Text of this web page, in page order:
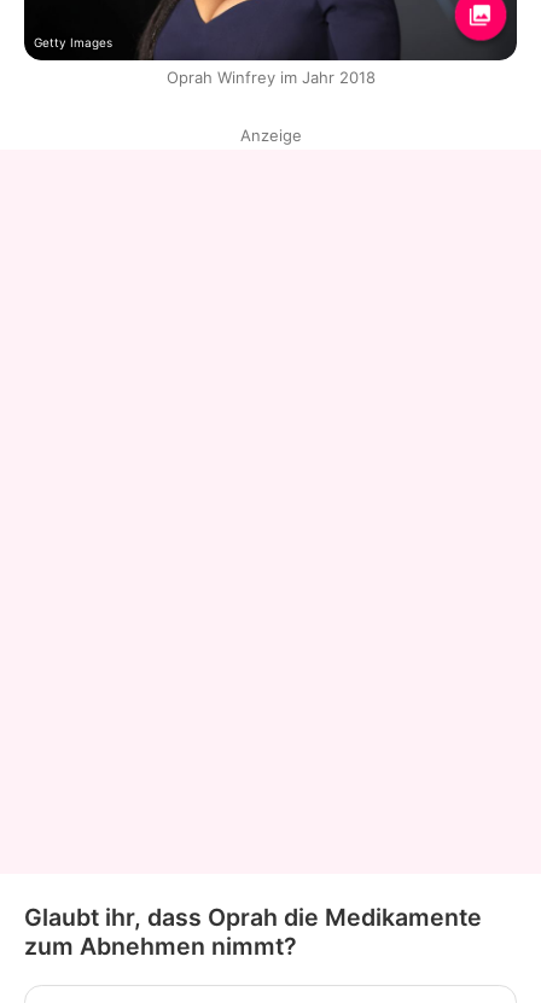
Getty Images
Oprah Winfrey im Jahr 2018
Anzeige
Glaubt ihr, dass Oprah die Medikamente
zum Abnehmen nimmt?